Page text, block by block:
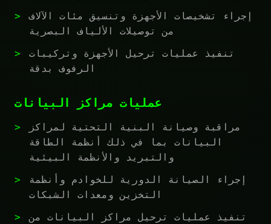
إجراء تشخيصات الأجهزة وتنسيق مئات الآلاف
من توصيلات الألياف البصرية
تنفيذ عمليات ترحيل الأجهزة وتركيبات
الرفوف بدقة
عمليات مراكز البيانات
مراقبة وصيانة البنية التحتية لمراكز
البيانات بما في ذلك أنظمة الطاقة
والتبريد والأنظمة البيئية
إجراء الصيانة الدورية للخوادم وأنظمة
التخزين ومعدات الشبكات
تنفيذ عمليات ترحيل مراكز البيانات من